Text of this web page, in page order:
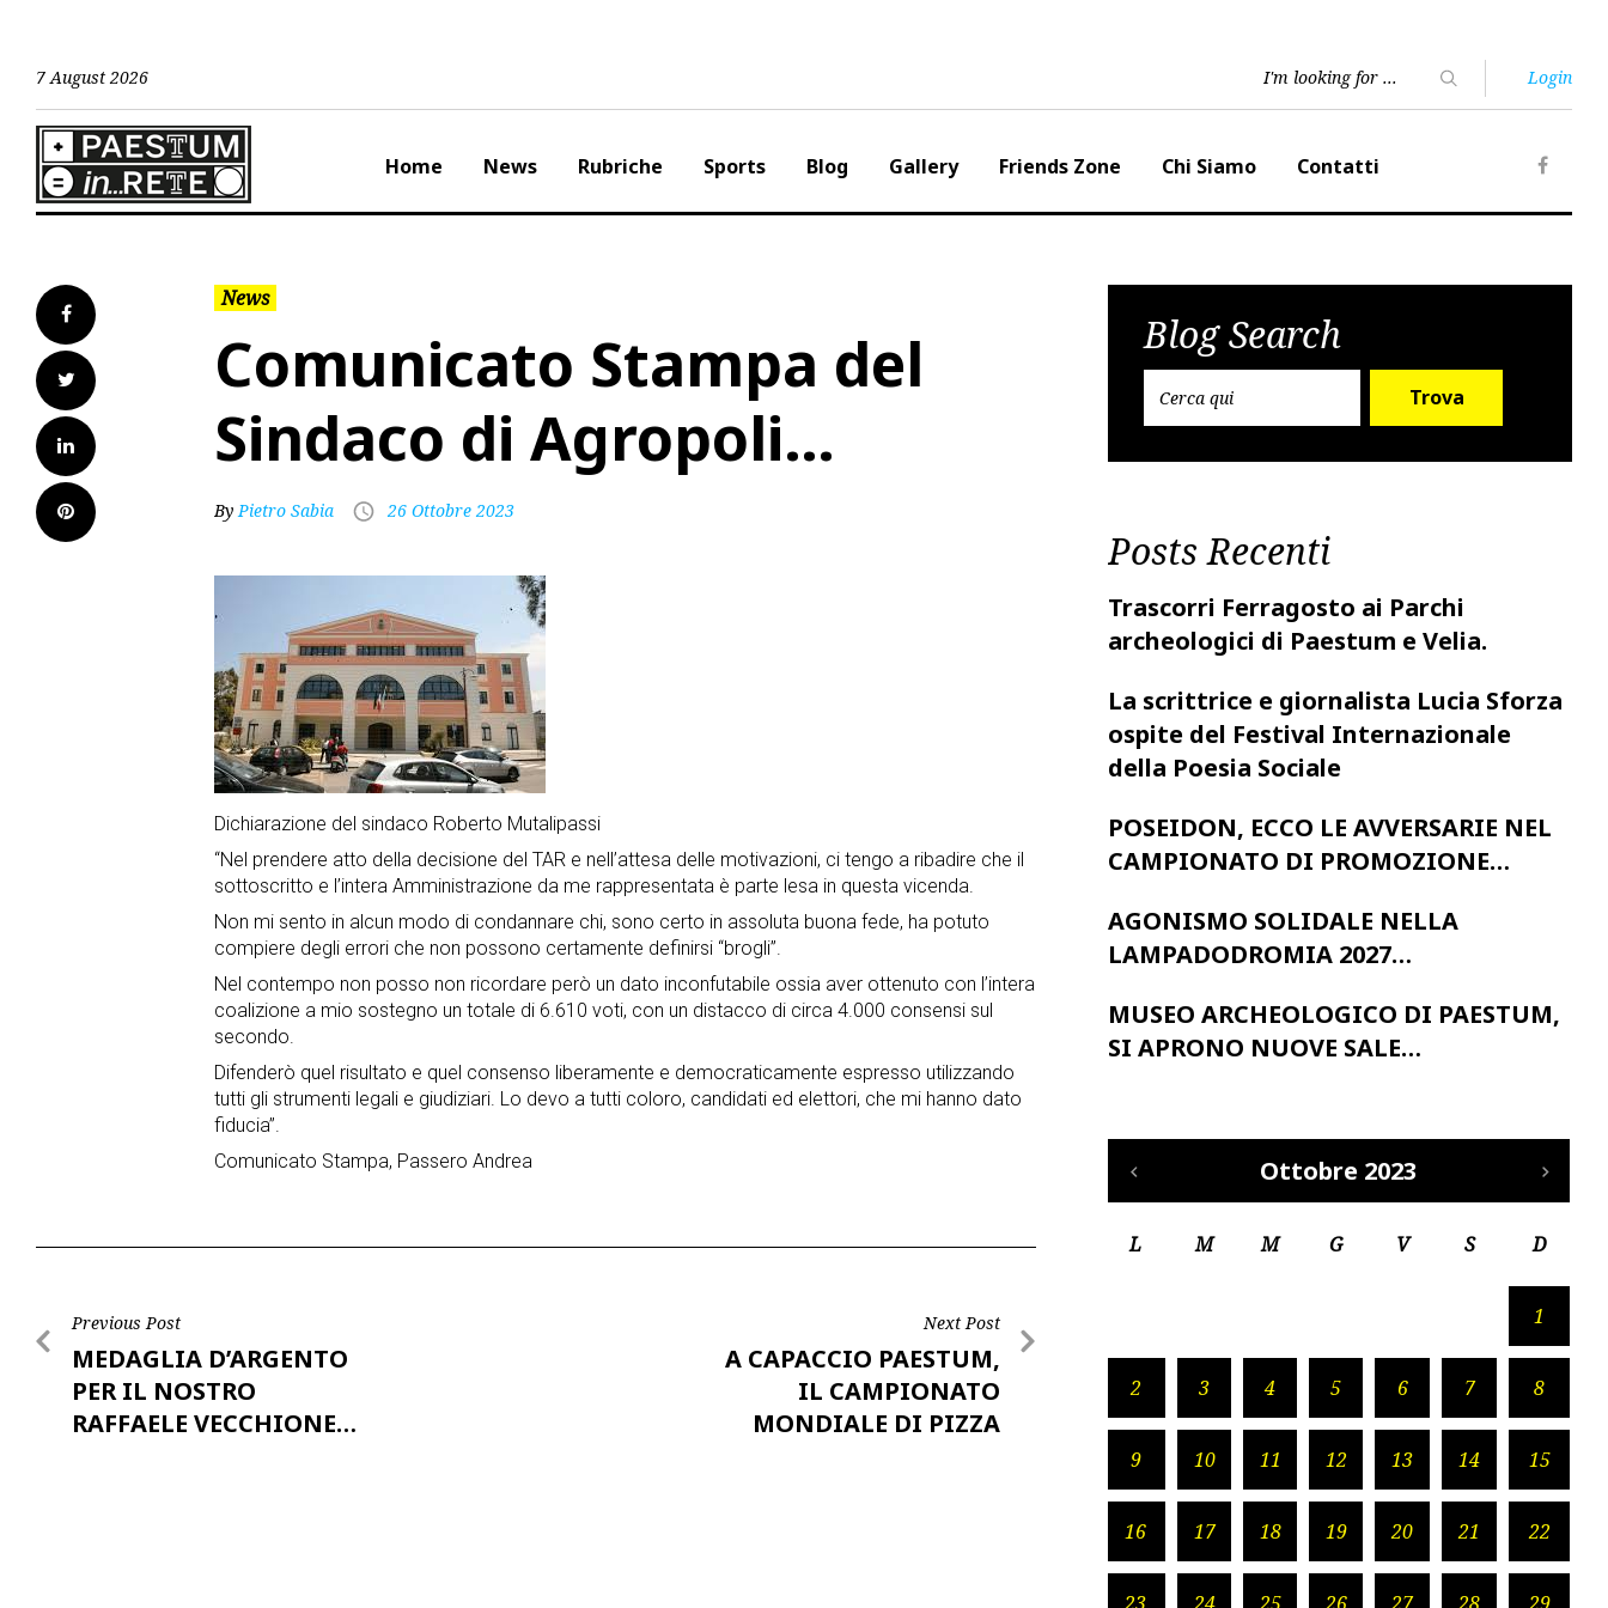
7 August 2026 Login
Home News Rubriche Sports Blog Gallery Friends Zone Chi Siamo
Contatti
Facebook
Twitter
LinkedIn
Pinterest
News
Comunicato Stampa del
Sindaco di Agropoli…
ByPietro Sabia 26 Ottobre 2023
Dichiarazione del sindaco Roberto Mutalipassi
“Nel prendere atto della decisione del TAR e nell’attesa delle motivazioni, ci tengo a ribadire che il
sottoscritto e l’intera Amministrazione da me rappresentata è parte lesa in questa vicenda.
Non mi sento in alcun modo di condannare chi, sono certo in assoluta buona fede, ha potuto
compiere degli errori che non possono certamente definirsi “brogli”.
Nel contempo non posso non ricordare però un dato inconfutabile ossia aver ottenuto con l’intera
coalizione a mio sostegno un totale di 6.610 voti, con un distacco di circa 4.000 consensi sul
secondo.
Difenderò quel risultato e quel consenso liberamente e democraticamente espresso utilizzando
tutti gli strumenti legali e giudiziari. Lo devo a tutti coloro, candidati ed elettori, che mi hanno dato
fiducia”.
Comunicato Stampa, Passero Andrea
Post
navigation
Previous Post
MEDAGLIA D’ARGENTO
PER IL NOSTRO
RAFFAELE VECCHIONE…
Next Post
A CAPACCIO PAESTUM,
IL CAMPIONATO
MONDIALE DI PIZZA
Blog Search
Trova
Posts Recenti
Trascorri Ferragosto ai Parchi
archeologici di Paestum e Velia.
La scrittrice e giornalista Lucia Sforza
ospite del Festival Internazionale
della Poesia Sociale
POSEIDON, ECCO LE AVVERSARIE NEL
CAMPIONATO DI PROMOZIONE…
AGONISMO SOLIDALE NELLA
LAMPADODROMIA 2027…
MUSEO ARCHEOLOGICO DI PAESTUM,
SI APRONO NUOVE SALE…
Ottobre 2023
L M M G V S D
1
2 3 4 5 6 7 8
9 10 11 12 13 14 15
16 17 18 19 20 21 22